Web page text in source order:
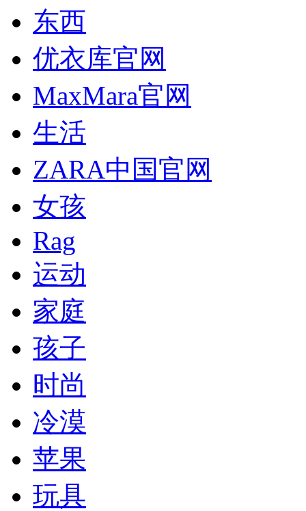
东西
优衣库官网
MaxMara官网
生活
ZARA中国官网
女孩
Rag
运动
家庭
孩子
时尚
冷漠
苹果
玩具